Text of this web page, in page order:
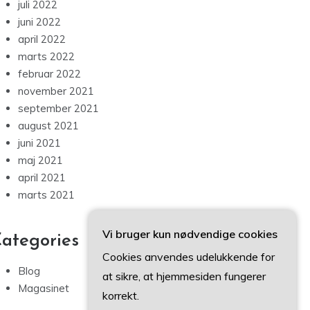
juli 2022
juni 2022
april 2022
marts 2022
februar 2022
november 2021
september 2021
august 2021
juni 2021
maj 2021
april 2021
marts 2021
Blog
Magasinet
Vi bruger kun nødvendige cookies
Cookies anvendes udelukkende for
at sikre, at hjemmesiden fungerer
korrekt.